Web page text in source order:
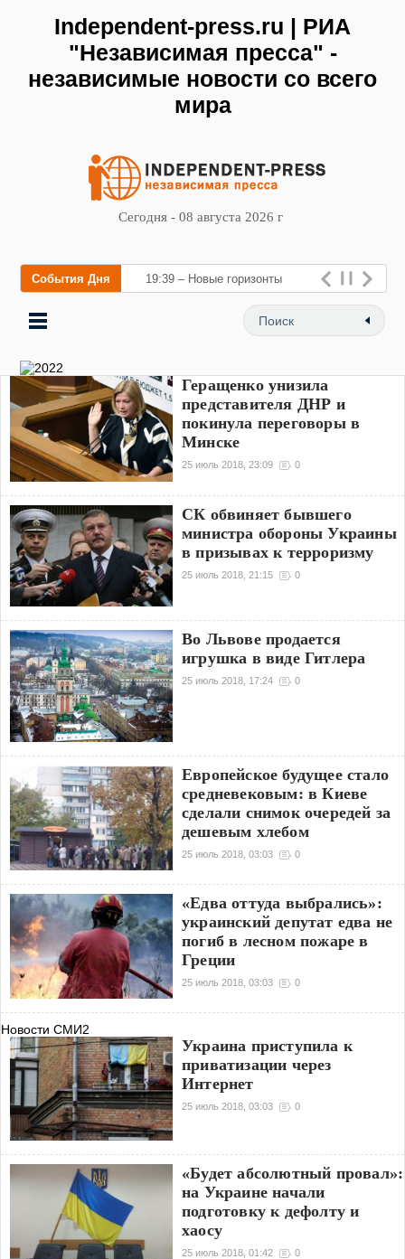
Independent-press.ru | РИА
"Независимая пресса" -
независимые новости со всего
мира
Сегодня - 08 августа 2026 г
События Дня 19:39 – Новые горизонты
флебологии: в Москве
открылся «Городской центр
забол
Геращенко унизила
представителя ДНР и
покинула переговоры в
Минске
25 июль 2018, 23:09 0
СК обвиняет бывшего
министра обороны Украины‍
в призывах к терроризму
25 июль 2018, 21:15 0
Во Львове продается
игрушка в виде Гитлера
25 июль 2018, 17:24 0
Европейское будущее стало
средневековым: в Киеве
сделали снимок очередей за
дешевым хлебом
25 июль 2018, 03:03 0
«Едва оттуда выбрались»:
украинский депутат едва не
погиб в лесном пожаре в
Греции
25 июль 2018, 03:03 0
Новости СМИ2
Украина приступила к
приватизации через
Интернет
25 июль 2018, 03:03 0
«Будет абсолютный провал»:
на Украине начали
подготовку к дефолту и
хаосу
25 июль 2018, 01:42 0